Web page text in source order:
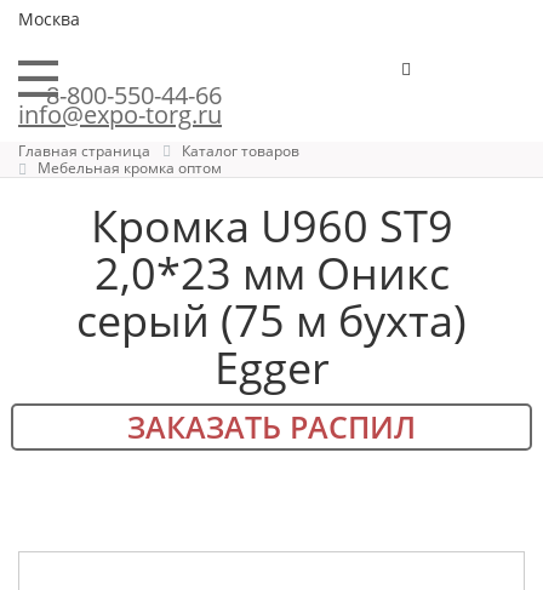
Москва
8-800-550-44-66
info@expo-torg.ru
Главная страница
Каталог товаров
Мебельная кромка оптом
Кромка U960 ST9
2,0*23 мм Оникс
серый (75 м бухта)
Egger
ЗАКАЗАТЬ РАСПИЛ